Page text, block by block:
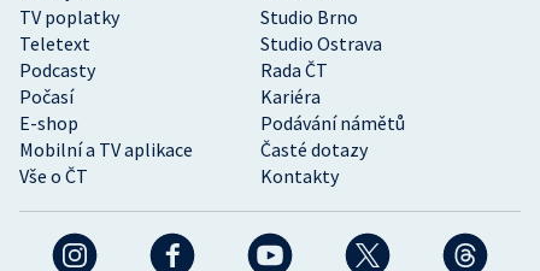
TV poplatky
Studio Brno
Teletext
Studio Ostrava
Podcasty
Rada ČT
Počasí
Kariéra
E-shop
Podávání námětů
Mobilní a TV aplikace
Časté dotazy
Vše o ČT
Kontakty